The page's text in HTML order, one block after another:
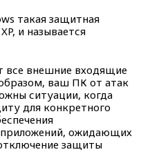
такая защитная
и называется
все внешние входящие
ваш ПК от атак
ситуации, когда
для конкретного
приложений, ожидающих
защиты